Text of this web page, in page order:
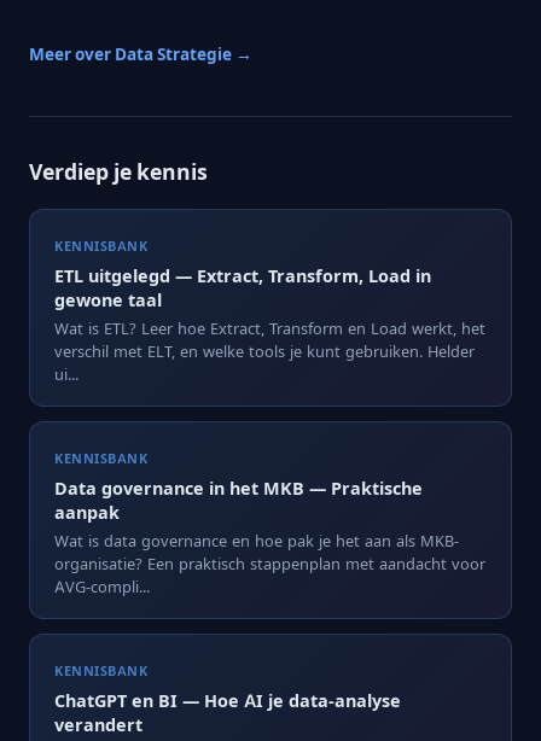
Meer over Data Strategie →
Verdiep je kennis
KENNISBANK
ETL uitgelegd — Extract, Transform, Load in
gewone taal
Wat is ETL? Leer hoe Extract, Transform en Load werkt, het
verschil met ELT, en welke tools je kunt gebruiken. Helder
ui...
KENNISBANK
Data governance in het MKB — Praktische
aanpak
Wat is data governance en hoe pak je het aan als MKB-
organisatie? Een praktisch stappenplan met aandacht voor
AVG-compli...
KENNISBANK
ChatGPT en BI — Hoe AI je data-analyse
verandert